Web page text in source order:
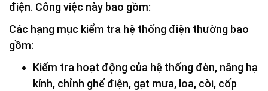
điện. Công việc này bao gồm:
Các hạng mục kiểm tra hệ thống điện thường bao
gồm:
Kiểm tra hoạt động của hệ thống đèn, nâng hạ
kính, chỉnh ghế điện, gạt mưa, loa, còi, cốp